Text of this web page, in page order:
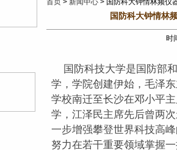
首页 > 新闻中心 > 国防科大钟情林频仪
国防科大钟情林
时
国防科技大学是国防部
学，学院创建伊始，毛泽
学校南迁至长沙在邓小平
学，江泽民主席先后曾两
一步增强攀登世界科技高
努力在若干重要领域掌握